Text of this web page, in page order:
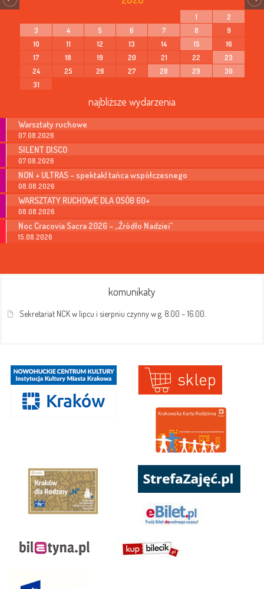
1
2
3
4 5 6 7 8
9
10
11 12 13 14 15
16
17
18 19 20 21 22
23
24
25 26 27 28 29
30
31
najbliższe wydarzenia
Warsztaty ruchowe
07.08.2026
SILENT DISCO
07.08.2026
NON + ULTRAS – spektakl tańca współczesnego
08.08.2026
WARSZTATY RUCHOWE DLA OSÓB 60+
08.08.2026
Noc Cracovia Sacra 2026 – „Źródło Nadziei”
15.08.2026
komunikaty
Sekretariat NCK w lipcu i sierpniu czynny w g. 8.00 – 16.00.